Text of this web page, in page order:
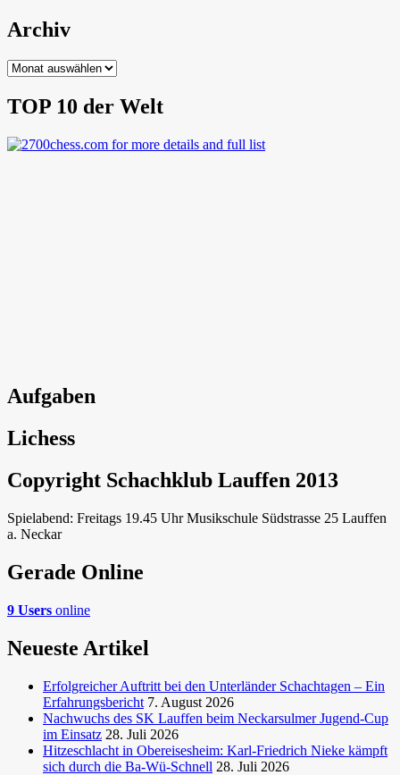
Archiv
Archiv
TOP 10 der Welt
Aufgaben
Lichess
Copyright Schachklub Lauffen 2013
Spielabend: Freitags 19.45 Uhr Musikschule Südstrasse 25 Lauffen
a. Neckar
Gerade Online
9 Users online
Neueste Artikel
Erfolgreicher Auftritt bei den Unterländer Schachtagen – Ein
Erfahrungsbericht 7. August 2026
Nachwuchs des SK Lauffen beim Neckarsulmer Jugend-Cup
im Einsatz 28. Juli 2026
Hitzeschlacht in Obereisesheim: Karl-Friedrich Nieke kämpft
sich durch die Ba-Wü-Schnell 28. Juli 2026